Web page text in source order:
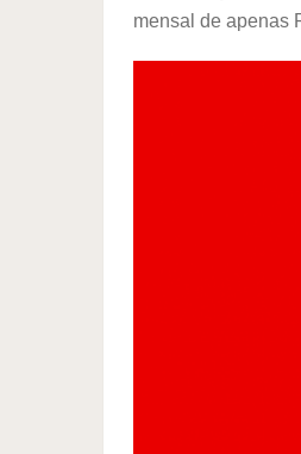
mensal de apenas